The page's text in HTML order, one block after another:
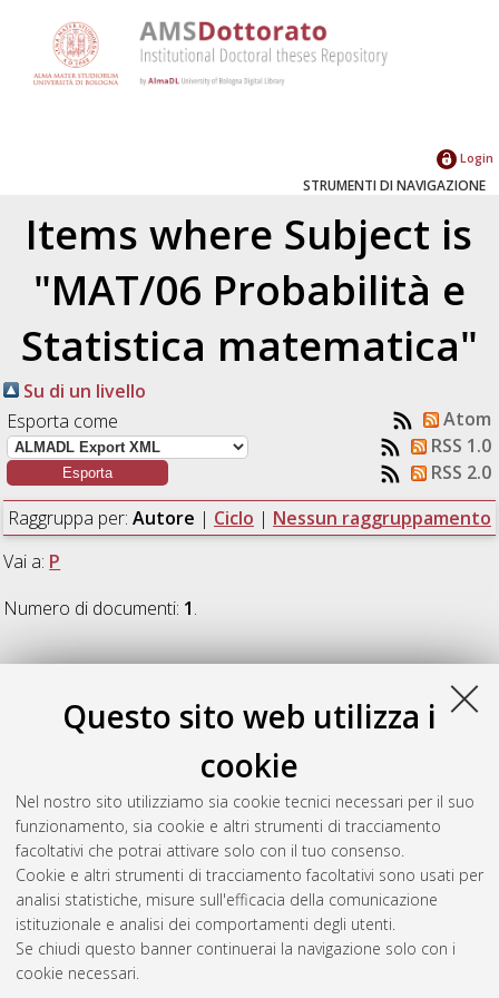
Questo sito web utilizza i
cookie
Nel nostro sito utilizziamo sia cookie tecnici necessari per il suo
funzionamento, sia cookie e altri strumenti di tracciamento
facoltativi che potrai attivare solo con il tuo consenso.
Cookie e altri strumenti di tracciamento facoltativi sono usati per
analisi statistiche, misure sull'efficacia della comunicazione
istituzionale e analisi dei comportamenti degli utenti.
Se chiudi questo banner continuerai la navigazione solo con i
cookie necessari.
Login
STRUMENTI DI NAVIGAZIONE
Items where Subject is
"MAT/06 Probabilità e
Statistica matematica"
Su di un livello
Esporta come
Atom
RSS 1.0
RSS 2.0
Raggruppa per: Autore | Ciclo | Nessun raggruppamento
Vai a: P
Numero di documenti: 1.
P
Pesce, Antonello(2021)The parametrix method for SPDEs
and conditional transition densities, [Dissertation thesis], Alma
Mater Studiorum Università di Bologna. Dottorato di ricerca in
Matematica, 33 Ciclo. DOI
10.48676/unibo/amsdottorato/9728.
Questa lista e' stata generata ilSat Aug 8 20:32:33 2026
Atom